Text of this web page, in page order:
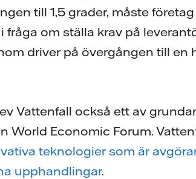
till 1,5 grader, måste
fråga om ställa krav på
driver på övergången till en
Vattenfall också ett av
World Economic Forum.
teknologier som är
upphandlingar.